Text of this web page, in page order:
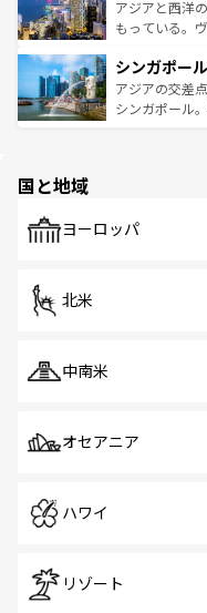
ひ現地で味わ
が旅行者を迎
参照してほしい
帯で自然と触
いビーチでリ
激する。気候
が待っている
た文化、そし
アジアと西洋
もっている。
み、どこを訪
ており、効率
うな絶景から
シンガポール
アジアの交差
シンガポール
で、ホーカー
国と地域
ヨーロッパ
北米
中南米
オセアニア
ハワイ
リゾート